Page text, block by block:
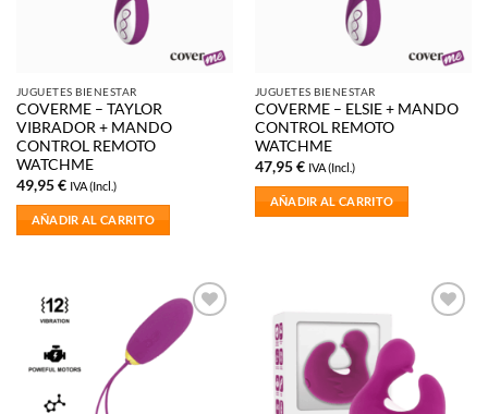
JUGUETES BIENESTAR
COVERME – TAYLOR
VIBRADOR + MANDO
CONTROL REMOTO
WATCHME
49,95€ IVA (Incl.)
AÑADIR AL CARRITO
JUGUETES BIENESTAR
COVERME – ELSIE + MANDO
CONTROL REMOTO
WATCHME
47,95€ IVA (Incl.)
AÑADIR AL CARRITO
Añadir
deseos